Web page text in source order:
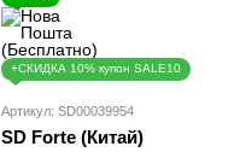
+СКИДКА 10% купон SALE10
Артикул: SD00039954
SD Forte (Китай)